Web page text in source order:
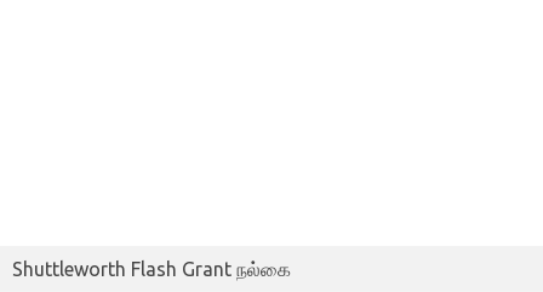
Shuttleworth Flash Grant நல்கை